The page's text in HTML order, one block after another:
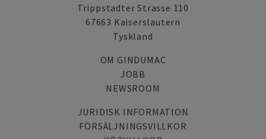
Trippstadter Strasse 110
67663 Kaiserslautern
Tyskland
OM GINDUMAC
JOBB
NEWSROOM
JURIDISK INFORMATION
FÖRSÄLJNINGSVILLKOR